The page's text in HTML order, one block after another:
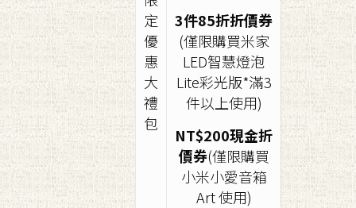
定
優
惠
大
禮
包
3件85折折價券
(僅限購買米家
LED智慧燈泡
Lite彩光版*滿3
件以上使用)
NT$200現金折
價券(僅限購買
小米小愛音箱
Art 使用)